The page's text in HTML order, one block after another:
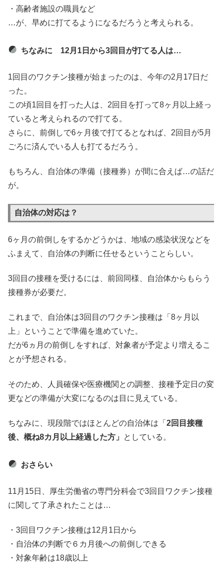
・高齢者施設の職員など
…が、早めに打てるようになるだろうと考えられる。
ちなみに 12月1日から3回目が打てる人は…
1回目のワクチン接種が始まったのは、今年の2月17日だ
った。
この頃1回目を打った人は、2回目を打って8ヶ月以上経っ
ていると考えられるので打てる。
さらに、前倒しで6ヶ月後で打てるとなれば、2回目が5月
ごろに済んでいる人も打てるだろう。
もちろん、自治体の準備（接種券）が間に合えば…の話だ
が。
自治体の対応は？
6ヶ月の前倒しをするかどうかは、地域の感染状況などを
ふまえて、自治体の判断に任せるということらしい。
3回目の接種を受けるには、前回同様、自治体からもらう
接種券が必要だ。
これまで、自治体は3回目のワクチン接種は「8ヶ月以
上」ということで準備を進めていた。
だが6ヵ月の前倒しをすれば、対象者が予定より増えるこ
とが予想される。
そのため、人員確保や医療機関との調整、接種予定日の変
更などの準備が大変になるのは目に見えている。
ちなみに、現段階ではほとんどの自治体は「 2回目接種
後、概ね8カ月以上経過した方」
としている。
おさらい
11月15日、厚生労働省の専門分科会で3回目ワクチン接種
に関して了承されたことは…
・3回目ワクチン接種は12月1日から
・自治体の判断で６カ月後への前倒しできる
・対象年齢は18歳以上